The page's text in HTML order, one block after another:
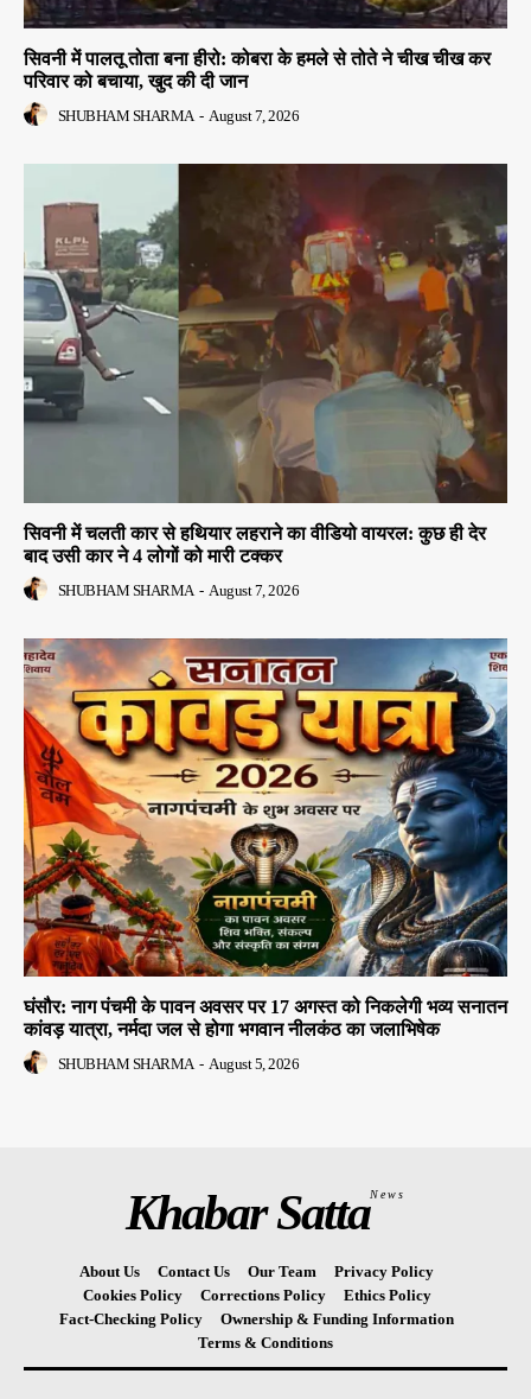
सिवनी में पालतू तोता बना हीरो: कोबरा के हमले से तोते ने चीख चीख कर
परिवार को बचाया, खुद की दी जान
SHUBHAM SHARMA - August 7, 2026
सिवनी में चलती कार से हथियार लहराने का वीडियो वायरल: कुछ ही देर
बाद उसी कार ने 4 लोगों को मारी टक्कर
SHUBHAM SHARMA - August 7, 2026
घंसौर: नाग पंचमी के पावन अवसर पर 17 अगस्त को निकलेगी भव्य सनातन
कांवड़ यात्रा, नर्मदा जल से होगा भगवान नीलकंठ का जलाभिषेक
SHUBHAM SHARMA - August 5, 2026
Khabar SattaNews
About Us Contact Us Our Team
Privacy Policy
Cookies Policy
Corrections Policy
Ethics Policy
Fact-Checking Policy
Ownership & Funding Information
Terms & Conditions